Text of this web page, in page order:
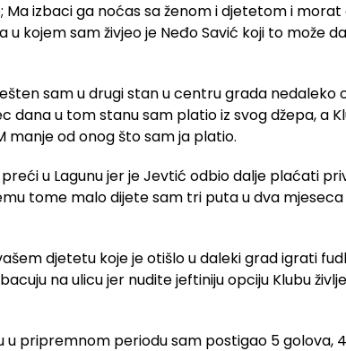
Ma izbaci ga noćas sa ženom i djetetom i morat
u kojem sam živjeo je Neđo Savić koji to može da
sam u drugi stan u centru grada nedaleko
dana u tom stanu sam platio iz svog džepa, a
manje od onog što sam ja platio.
u Lagunu jer je Jevtić odbio dalje plaćati
tome malo dijete sam tri puta u dva mjeseca
djetetu koje je otišlo u daleki grad igrati
na ulicu jer nudite jeftiniju opciju Klubu
u pripremnom periodu sam postigao 5 golova,